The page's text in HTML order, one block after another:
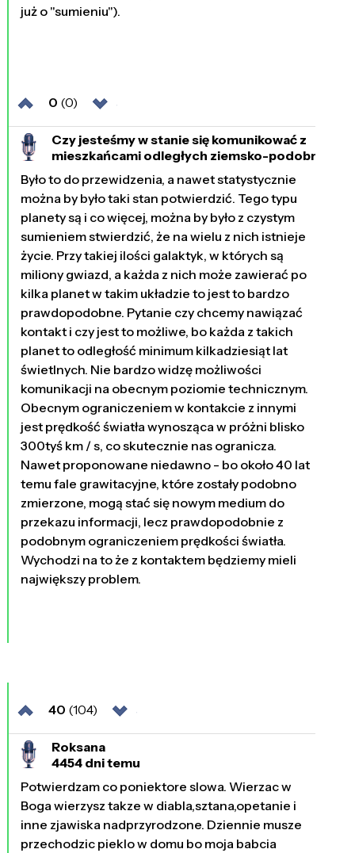
już o "sumieniu").
0 (0)
Czy jesteśmy w stanie się komunikować z
mieszkańcami odległych ziemsko-podobnych
planet?
3449 dni temu
Było to do przewidzenia, a nawet statystycznie
można by było taki stan potwierdzić. Tego typu
planety są i co więcej, można by było z czystym
sumieniem stwierdzić, że na wielu z nich istnieje
życie. Przy takiej ilości galaktyk, w których są
miliony gwiazd, a każda z nich może zawierać po
kilka planet w takim układzie to jest to bardzo
prawdopodobne. Pytanie czy chcemy nawiązać
kontakt i czy jest to możliwe, bo każda z takich
planet to odległość minimum kilkadziesiąt lat
świetlnych. Nie bardzo widzę możliwości
komunikacji na obecnym poziomie technicznym.
Obecnym ograniczeniem w kontakcie z innymi
jest prędkość światła wynosząca w próżni blisko
300tyś km / s, co skutecznie nas ogranicza.
Nawet proponowane niedawno - bo około 40 lat
temu fale grawitacyjne, które zostały podobno
zmierzone, mogą stać się nowym medium do
przekazu informacji, lecz prawdopodobnie z
podobnym ograniczeniem prędkości światła.
Wychodzi na to że z kontaktem będziemy mieli
największy problem.
40 (104)
Roksana
4454 dni temu
Potwierdzam co poniektore slowa. Wierzac w
Boga wierzysz takze w diabla,sztana,opetanie i
inne zjawiska nadprzyrodzone. Dziennie musze
przechodzic pieklo w domu bo moja babcia